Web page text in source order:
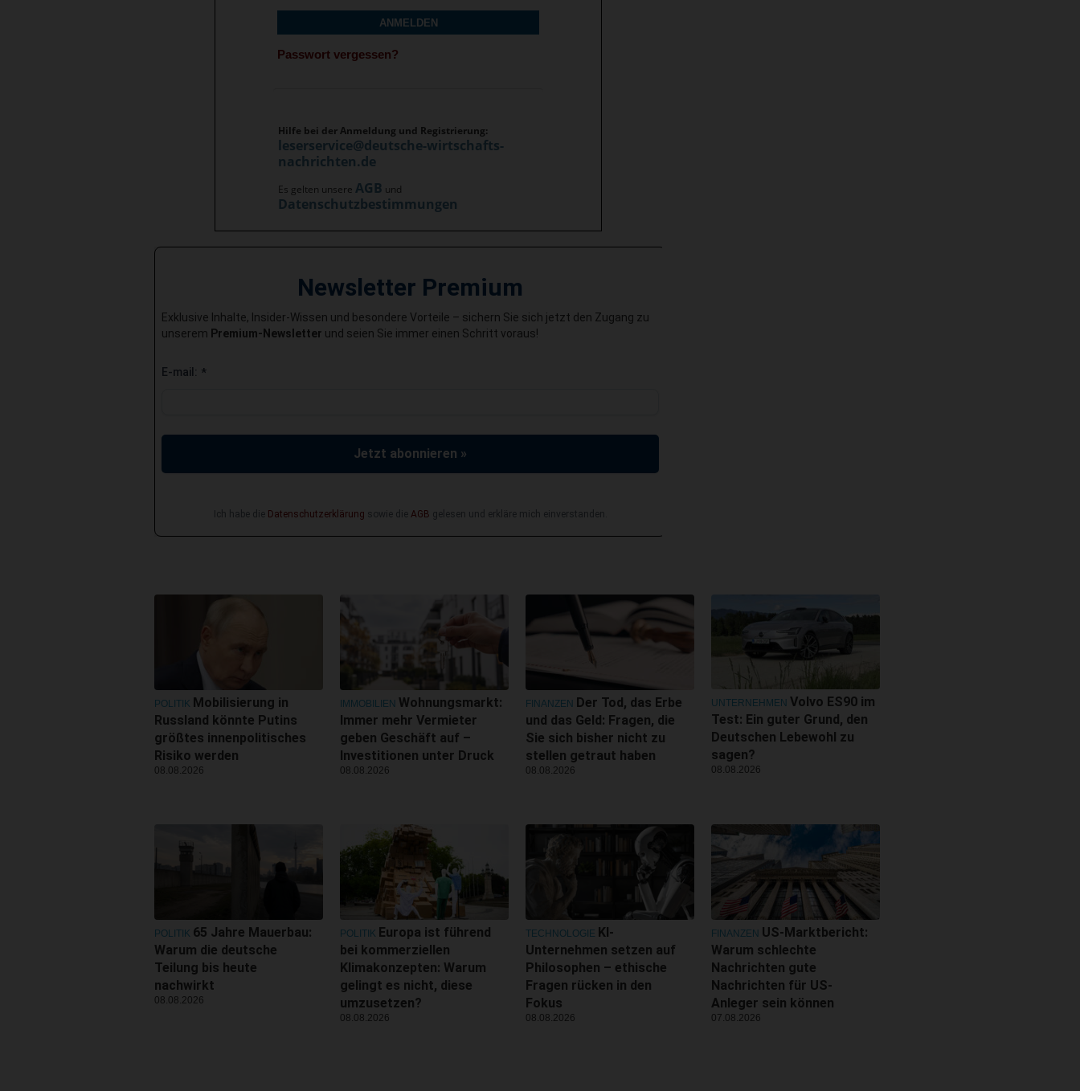
ANMELDEN
Passwort vergessen?
Hilfe bei der Anmeldung und Registrierung:
leserservice@deutsche-wirtschafts-
nachrichten.de
Es gelten unsere AGB und
Datenschutzbestimmungen
Newsletter Premium
Exklusive Inhalte, Insider-Wissen und besondere Vorteile – sichern Sie sich jetzt den Zugang zu
unserem Premium-Newsletter und seien Sie immer einen Schritt voraus!
E-mail: *
Jetzt abonnieren »
Ich habe die Datenschutzerklärung sowie die AGB gelesen und erkläre mich einverstanden.
POLITIK Mobilisierung in
Russland könnte Putins
größtes innenpolitisches
Risiko werden
08.08.2026
IMMOBILIEN Wohnungsmarkt:
Immer mehr Vermieter
geben Geschäft auf –
Investitionen unter Druck
08.08.2026
FINANZEN Der Tod, das Erbe
und das Geld: Fragen, die
Sie sich bisher nicht zu
stellen getraut haben
08.08.2026
UNTERNEHMEN Volvo ES90 im
Test: Ein guter Grund, den
Deutschen Lebewohl zu
sagen?
08.08.2026
POLITIK 65 Jahre Mauerbau:
Warum die deutsche
Teilung bis heute
nachwirkt
08.08.2026
POLITIK Europa ist führend
bei kommerziellen
Klimakonzepten: Warum
gelingt es nicht, diese
umzusetzen?
08.08.2026
TECHNOLOGIE KI-
Unternehmen setzen auf
Philosophen – ethische
Fragen rücken in den
Fokus
08.08.2026
FINANZEN US-Marktbericht:
Warum schlechte
Nachrichten gute
Nachrichten für US-
Anleger sein können
07.08.2026